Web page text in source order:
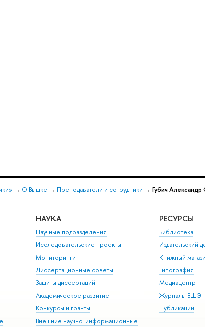
→ О Вышке → Преподаватели и сотрудники → Губич Александр
НАУКА
Научные подразделения
Исследовательские проекты
Мониторинги
Диссертационные советы
Защиты диссертаций
Академическое развитие
Конкурсы и гранты
Внешние научно-информационные
РЕСУРСЫ
Библиотека
Издательский
Книжный
Типография
Медиацентр
Журналы ВШЭ
Публикации